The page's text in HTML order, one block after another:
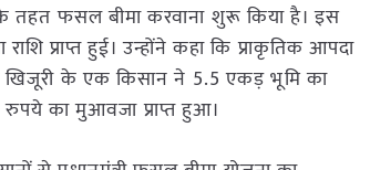
के तहत फसल बीमा करवाना शुरू किया है। इस
प्राप्त हुई। उन्होंने कहा कि प्राकृतिक आपदा
खिजूरी के एक किसान ने 5.5 एकड़ भूमि का
का मुआवजा प्राप्त हुआ।